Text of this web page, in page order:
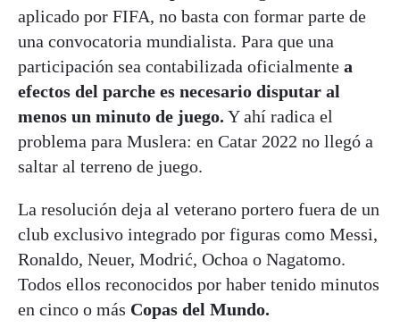
aplicado por FIFA, no basta con formar parte de
una convocatoria mundialista. Para que una
participación sea contabilizada oficialmente a
efectos del parche es necesario disputar al
menos un minuto de juego. Y ahí radica el
problema para Muslera: en Catar 2022 no llegó a
saltar al terreno de juego.
La resolución deja al veterano portero fuera de un
club exclusivo integrado por figuras como Messi,
Ronaldo, Neuer, Modrić, Ochoa o Nagatomo.
Todos ellos reconocidos por haber tenido minutos
en cinco o más Copas del Mundo.